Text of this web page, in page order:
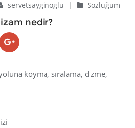
servetsayginoglu | Sözlüğüm
nedir?
koyma, sıralama, dizme,